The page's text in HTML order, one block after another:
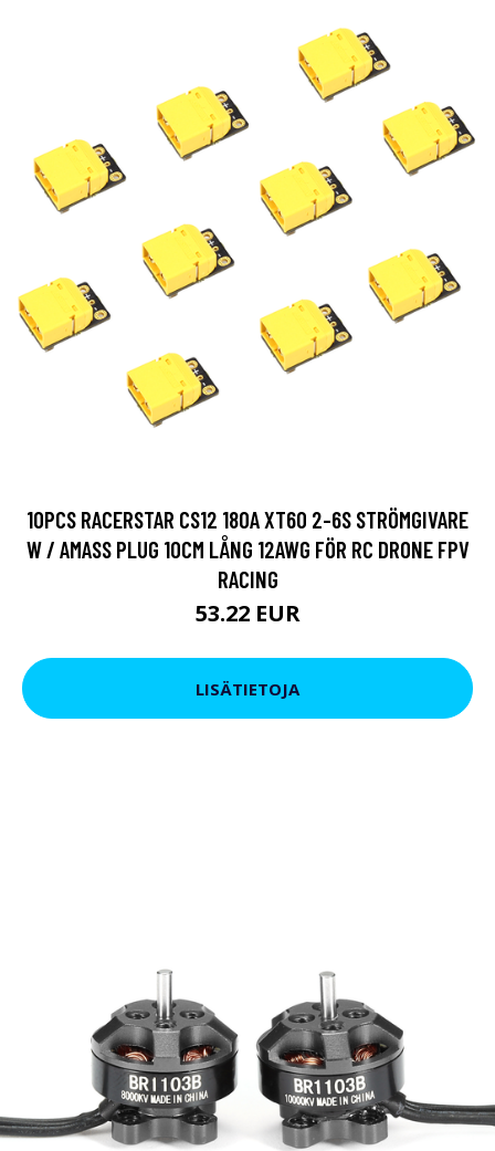
10PCS RACERSTAR CS12 180A XT60 2-6S STRÖMGIVARE
W / AMASS PLUG 10CM LÅNG 12AWG FÖR RC DRONE FPV
RACING
53.22 EUR
LISÄTIETOJA